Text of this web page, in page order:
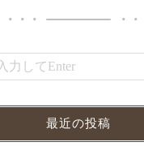
最近の投稿